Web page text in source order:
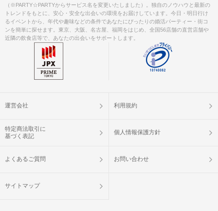
（※PARTY☆PARTYからサービス名を変更いたしました）。独自のノウハウと最新の
トレンドをもとに、安心・安全な出会いの環境をお届けしています。今日・明日行け
るイベントから、年代や趣味などの条件であなたにぴったりの婚活パーティー・街コ
ンを簡単に探せます。東京、大阪、名古屋、福岡をはじめ、全国56店舗の直営店舗や
近隣の飲食店等で、あなたの出会いをサポートします。
運営会社 利用規約
特定商法取引に
基づく表記
個人情報保護方針
よくあるご質問 お問い合わせ
サイトマップ